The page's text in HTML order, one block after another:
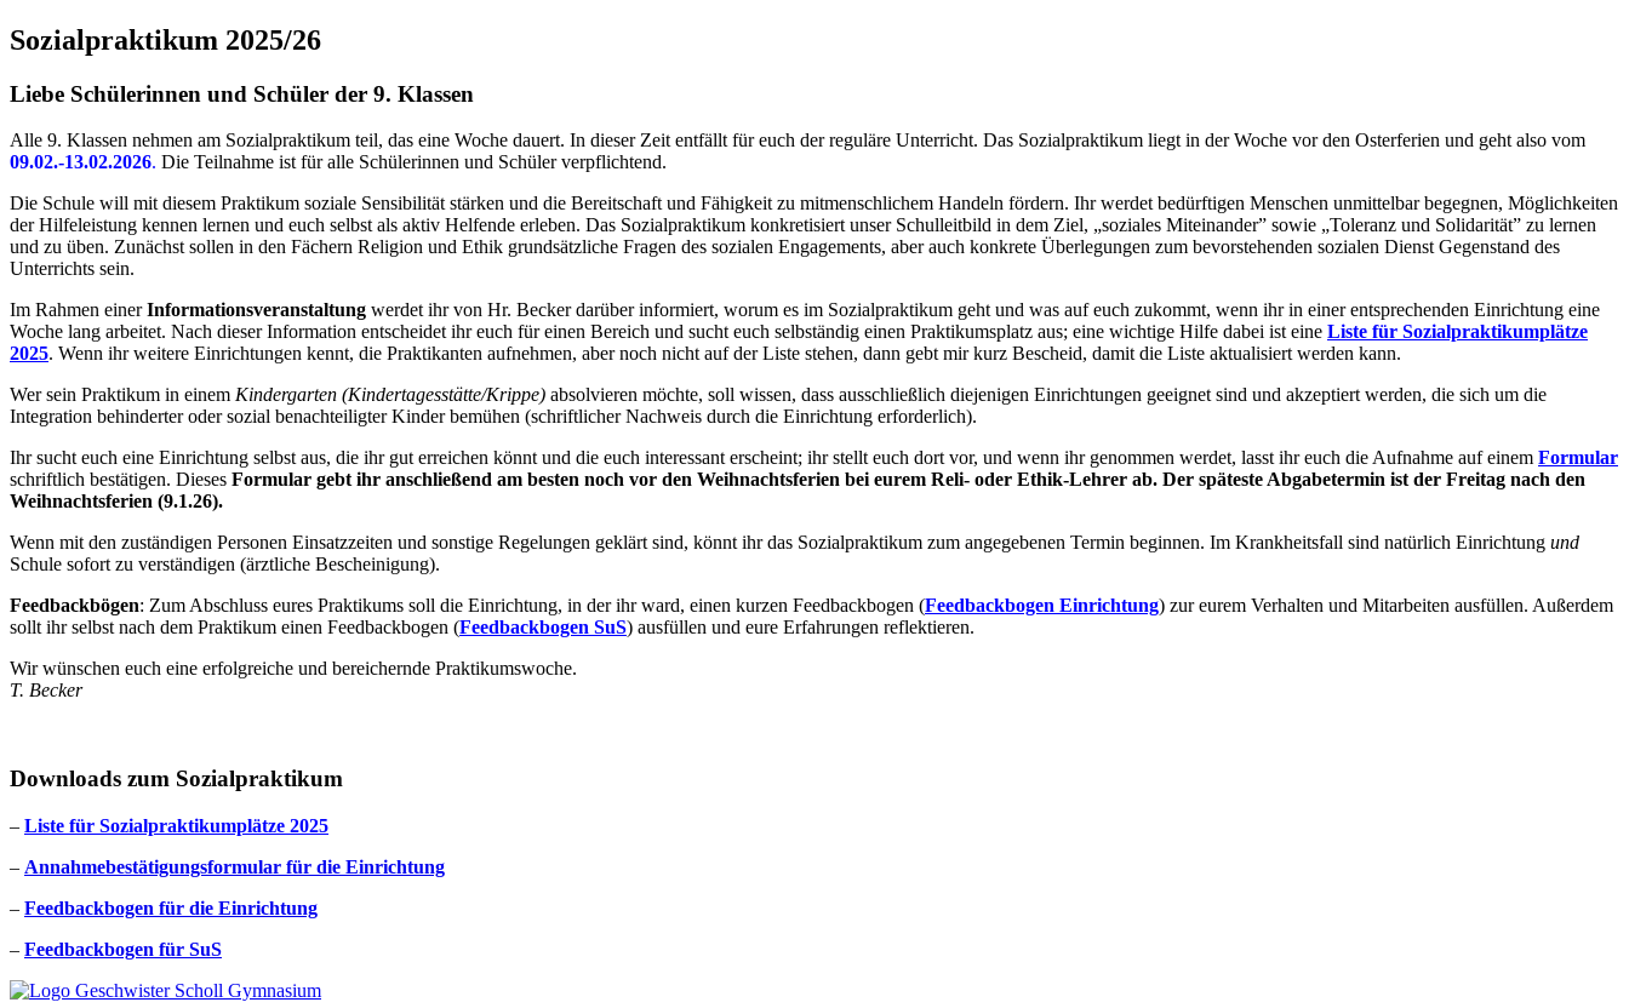
Sozialpraktikum 2025/26
Liebe Schülerinnen und Schüler der 9. Klassen
Alle 9. Klassen nehmen am Sozialpraktikum teil, das eine Woche dauert. In dieser Zeit entfällt für euch der reguläre Unterricht. Das Sozialpraktikum liegt in der Woche vor den Osterferien und geht also vom
09.02.-13.02.2026. Die Teilnahme ist für alle Schülerinnen und Schüler verpflichtend.
Die Schule will mit diesem Praktikum soziale Sensibilität stärken und die Bereitschaft und Fähigkeit zu mitmenschlichem Handeln fördern. Ihr werdet bedürftigen Menschen unmittelbar begegnen, Möglichkeiten
der Hilfeleistung kennen lernen und euch selbst als aktiv Helfende erleben. Das Sozialpraktikum konkretisiert unser Schulleitbild in dem Ziel, „soziales Miteinander” sowie „Toleranz und Solidarität” zu lernen
und zu üben. Zunächst sollen in den Fächern Religion und Ethik grundsätzliche Fragen des sozialen Engagements, aber auch konkrete Überlegungen zum bevorstehenden sozialen Dienst Gegenstand des
Unterrichts sein.
Im Rahmen einerInformationsveranstaltung werdet ihr von Hr. Becker darüber informiert, worum es im Sozialpraktikum geht und was auf euch zukommt, wenn ihr in einer entsprechenden Einrichtung eine
Woche lang arbeitet. Nach dieser Information entscheidet ihr euch für einen Bereich und sucht euch selbständig einen Praktikumsplatz aus; eine wichtige Hilfe dabei ist eine Liste für Sozialpraktikumplätze
2025. Wenn ihr weitere Einrichtungen kennt, die Praktikanten aufnehmen, aber noch nicht auf der Liste stehen, dann gebt mir kurz Bescheid, damit die Liste aktualisiert werden kann.
Wer sein Praktikum in einem Kindergarten (Kindertagesstätte/Krippe) absolvieren möchte, soll wissen, dass ausschließlich diejenigen Einrichtungen geeignet sind und akzeptiert werden, die sich um die
Integration behinderter oder sozial benachteiligter Kinder bemühen (schriftlicher Nachweis durch die Einrichtung erforderlich).
Ihr sucht euch eine Einrichtung selbst aus, die ihr gut erreichen könnt und die euch interessant erscheint; ihr stellt euch dort vor, und wenn ihr genommen werdet, lasst ihr euch die Aufnahme auf einem Formular
schriftlich bestätigen. Dieses Formular gebt ihr anschließend am besten noch vor den Weihnachtsferien bei eurem Reli- oder Ethik-Lehrer ab. Der späteste Abgabetermin ist der Freitag nach den
Weihnachtsferien (9.1.26).
Wenn mit den zuständigen Personen Einsatzzeiten und sonstige Regelungen geklärt sind, könnt ihr das Sozialpraktikum zum angegebenen Termin beginnen. Im Krankheitsfall sind natürlich Einrichtung und
Schule sofort zu verständigen (ärztliche Bescheinigung).
Feedbackbögen: Zum Abschluss eures Praktikums soll die Einrichtung, in der ihr ward, einen kurzen Feedbackbogen (Feedbackbogen Einrichtung) zur eurem Verhalten und Mitarbeiten ausfüllen. Außerdem
sollt ihr selbst nach dem Praktikum einen Feedbackbogen (Feedbackbogen SuS) ausfüllen und eure Erfahrungen reflektieren.
Wir wünschen euch eine erfolgreiche und bereichernde Praktikumswoche.
T. Becker
Downloads zum Sozialpraktikum
– Liste für Sozialpraktikumplätze 2025
– Annahmebestätigungsformular für die Einrichtung
– Feedbackbogen für die Einrichtung
– Feedbackbogen für SuS